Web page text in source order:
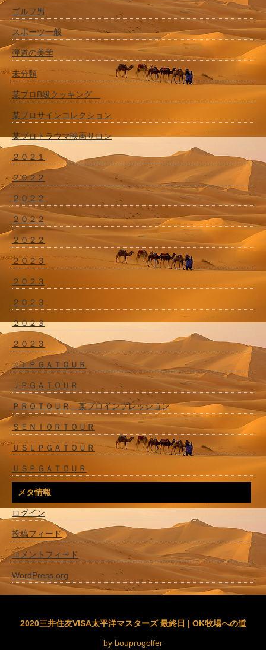
ゴルフ男
スポーツ一般
弾道の美学
未分類
某プロB級クッキング
某プロサインコレクション
某プロトラウマ映画サロン
２０２１
２０２２
２０２２
２０２２
２０２２
２０２３
２０２３
２０２３
２０２３
２０２３
ＪＬＰＧＡＴＯＵＲ
ＪＰＧＡＴＯＵＲ
ＰＲＯＴＯＵＲ 某プロインプレッション
ＳＥＮＩＯＲＴＯＵＲ
ＵＳＬＰＧＡＴＯＵＲ
ＵＳＰＧＡＴＯＵＲ
メタ情報
ログイン
投稿フィード
コメントフィード
WordPress.org
2020三井住友VISA太平洋マスターズ 最終日 | OK牧場への道
by bouprogolfer